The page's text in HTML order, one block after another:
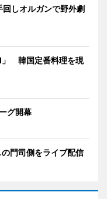
しオルガンで野外劇
」 韓国定番料理を現
グ開幕
門司側をライブ配信